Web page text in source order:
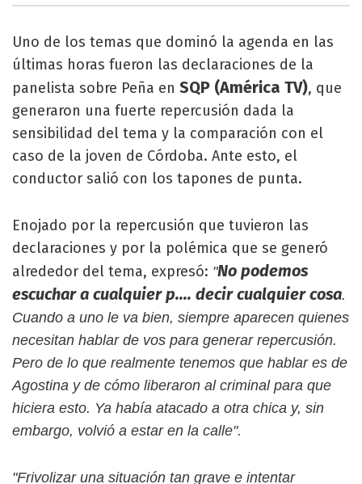
Uno de los temas que dominó la agenda en las
últimas horas fueron las declaraciones de la
panelista sobre Peña en SQP (América TV), que
generaron una fuerte repercusión dada la
sensibilidad del tema y la comparación con el
caso de la joven de Córdoba. Ante esto, el
conductor salió con los tapones de punta.
Enojado por la repercusión que tuvieron las
declaraciones y por la polémica que se generó
alrededor del tema, expresó: "No podemos
escuchar a cualquier p.... decir cualquier cosa.
Cuando a uno le va bien, siempre aparecen quienes
necesitan hablar de vos para generar repercusión.
Pero de lo que realmente tenemos que hablar es de
Agostina y de cómo liberaron al criminal para que
hiciera esto. Ya había atacado a otra chica y, sin
embargo, volvió a estar en la calle".
"Frivolizar una situación tan grave e intentar